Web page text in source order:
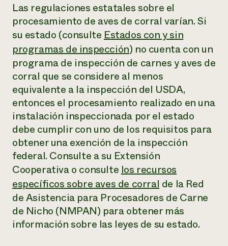
Las regulaciones estatales sobre el
procesamiento de aves de corral varían. Si
su estado (consulteEstados con y sin
programas de inspección) no cuenta con un
programa de inspección de carnes y aves de
corral que se considere al menos
equivalente a la inspección del USDA,
entonces el procesamiento realizado en una
instalación inspeccionada por el estado
debe cumplir con uno de los requisitos para
obtener una exención de la inspección
federal. Consulte a su Extensión
Cooperativa o consultelos recursos
específicos sobre aves de corralde la Red
de Asistencia para Procesadores de Carne
de Nicho (NMPAN) para obtener más
información sobre las leyes de su estado.